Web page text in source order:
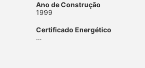
Ano de Construção
1999
Certificado Energético
...